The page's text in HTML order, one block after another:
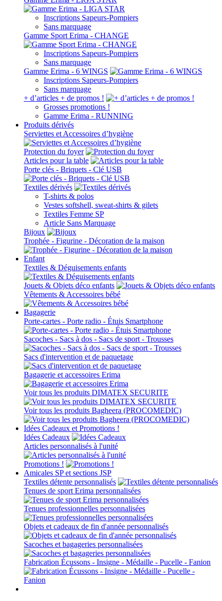
Inscriptions Sapeurs-Pompiers
Sans marquage
Gamme Sport Erima - CHANGE
Inscriptions Sapeurs-Pompiers
Sans marquage
Gamme Erima - 6 WINGS
Inscriptions Sapeurs-Pompiers
Sans marquage
+ d’articles + de promos !
Grosses promotions !
Gamme Erima - RUNNING
Produits dérivés
Serviettes et Accessoires d’hygiène
Protection du foyer
Articles pour la table
Porte clés - Briquets - Clé USB
Textiles dérivés
T-shirts & polos
Vestes softshell, sweat-shirts & gilets
Textiles Femme SP
Article Sans Marquage
Bijoux
Trophée - Figurine - Décoration de la maison
Enfant
Textiles & Déguisements enfants
Jouets & Objets déco enfants
Vêtements & Accessoires bébé
Bagagerie
Porte-cartes - Porte radio - Étuis Smartphone
Sacoches - Sacs à dos - Sacs de sport - Trousses
Sacs d'intervention et de paquetage
Bagagerie et accessoires Erima
Voir tous les produits DIMATEX SECURITE
Voir tous les produits Bagheera (PROCOMEDIC)
Idées Cadeaux et Promotions !
Idées Cadeaux
Articles personnalisés à l'unité
Promotions !
Amicales SP et sections JSP
Textiles détente personnalisés
Tenues de sport Erima personnalisées
Tenues professionnelles personnalisées
Objets et cadeaux de fin d'année personnalisés
Sacoches et bagageries personnalisées
Fabrication Écussons - Insigne - Médaille - Pucelle - Fanion